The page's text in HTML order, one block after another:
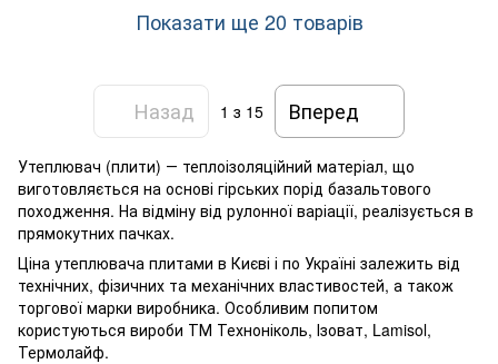
Показати ще 20 товарів
Назад 1 з 15 Вперед
Утеплювач (плити) ― теплоізоляційний матеріал, що
виготовляється на основі гірських порід базальтового
походження. На відміну від рулонної варіації, реалізується в
прямокутних пачках.
Ціна утеплювача плитами в Києві і по Україні залежить від
технічних, фізичних та механічних властивостей, а також
торгової марки виробника. Особливим попитом
користуються вироби ТМ Техноніколь, Ізоват, Lamisol,
Термолайф.